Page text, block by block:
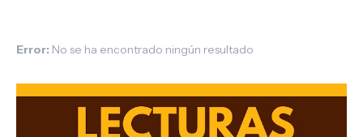
Error: No se ha encontrado ningún resultado